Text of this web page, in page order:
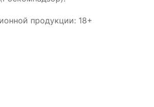
продукции: 18+